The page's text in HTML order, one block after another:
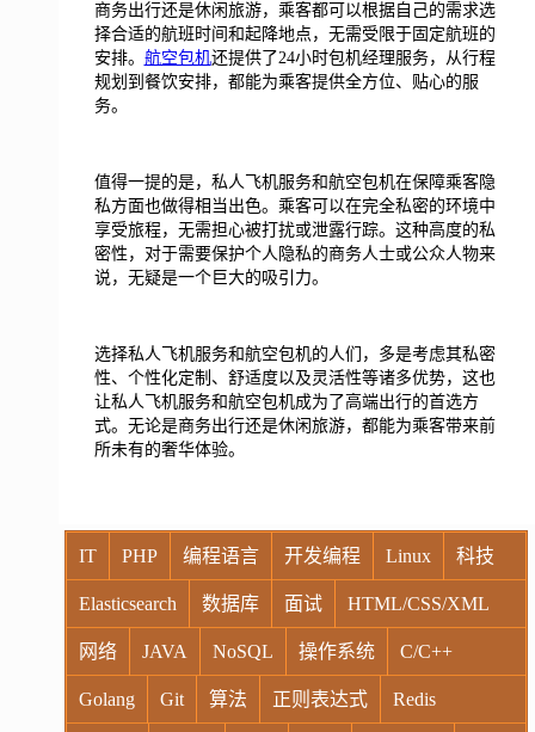
商务出行还是休闲旅游，乘客都可以根据自己的需求选
择合适的航班时间和起降地点，无需受限于固定航班的
安排。 航空包机还提供了24小时包机经理服务，从行程
规划到餐饮安排，都能为乘客提供全方位、贴心的服
务。
值得一提的是，私人飞机服务和航空包机在保障乘客隐
私方面也做得相当出色。乘客可以在完全私密的环境中
享受旅程，无需担心被打扰或泄露行踪。这种高度的私
密性，对于需要保护个人隐私的商务人士或公众人物来
说，无疑是一个巨大的吸引力。
选择私人飞机服务和航空包机的人们，多是考虑其私密
性、个性化定制、舒适度以及灵活性等诸多优势，这也
让私人飞机服务和航空包机成为了高端出行的首选方
式。无论是商务出行还是休闲旅游，都能为乘客带来前
所未有的奢华体验。
IT PHP 编程语言 开发编程 Linux 科技
Elasticsearch 数据库 面试 HTML/CSS/XML
网络 JAVA NoSQL 操作系统 C/C++
Golang Git 算法 正则表达式 Redis